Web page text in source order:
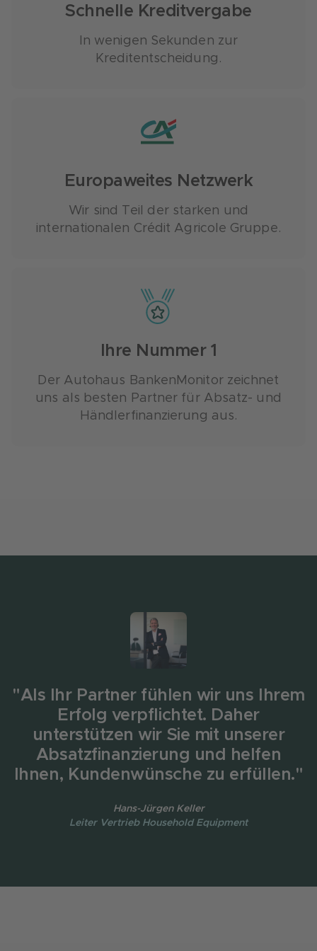
Schnelle Kreditvergabe
In wenigen Sekunden zur
Kreditentscheidung.
Europaweites Netzwerk
Wir sind Teil der starken und
internationalen Crédit Agricole Gruppe.
Ihre Nummer 1
Der Autohaus BankenMonitor zeichnet
uns als besten Partner für Absatz- und
Händlerfinanzierung aus.
"Als Ihr Partner fühlen wir uns Ihrem
Erfolg verpflichtet. Daher
unterstützen wir Sie mit unserer
Absatzfinanzierung und helfen
Ihnen, Kundenwünsche zu erfüllen."
Hans-Jürgen Keller
Leiter Vertrieb Household Equipment